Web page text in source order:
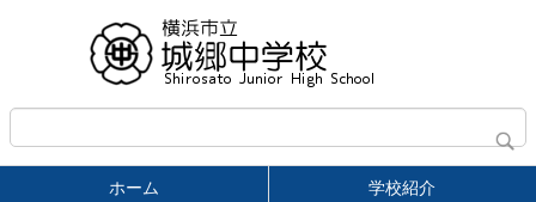
ホーム 学校紹介